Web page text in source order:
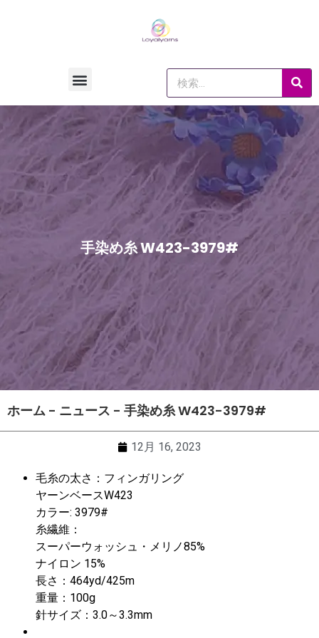
手染め糸 W423-3979#
ホーム - ニュース - 手染め糸 W423-3979#
12月 16, 2023
毛糸の太さ：フィンガリング
ヤーンベースW423
カラー: 3979#
糸繊維：
スーパーウォッシュ・メリノ85%
ナイロン 15%
長さ：464yd/425m
重量：100g
針サイズ：3.0～3.3mm